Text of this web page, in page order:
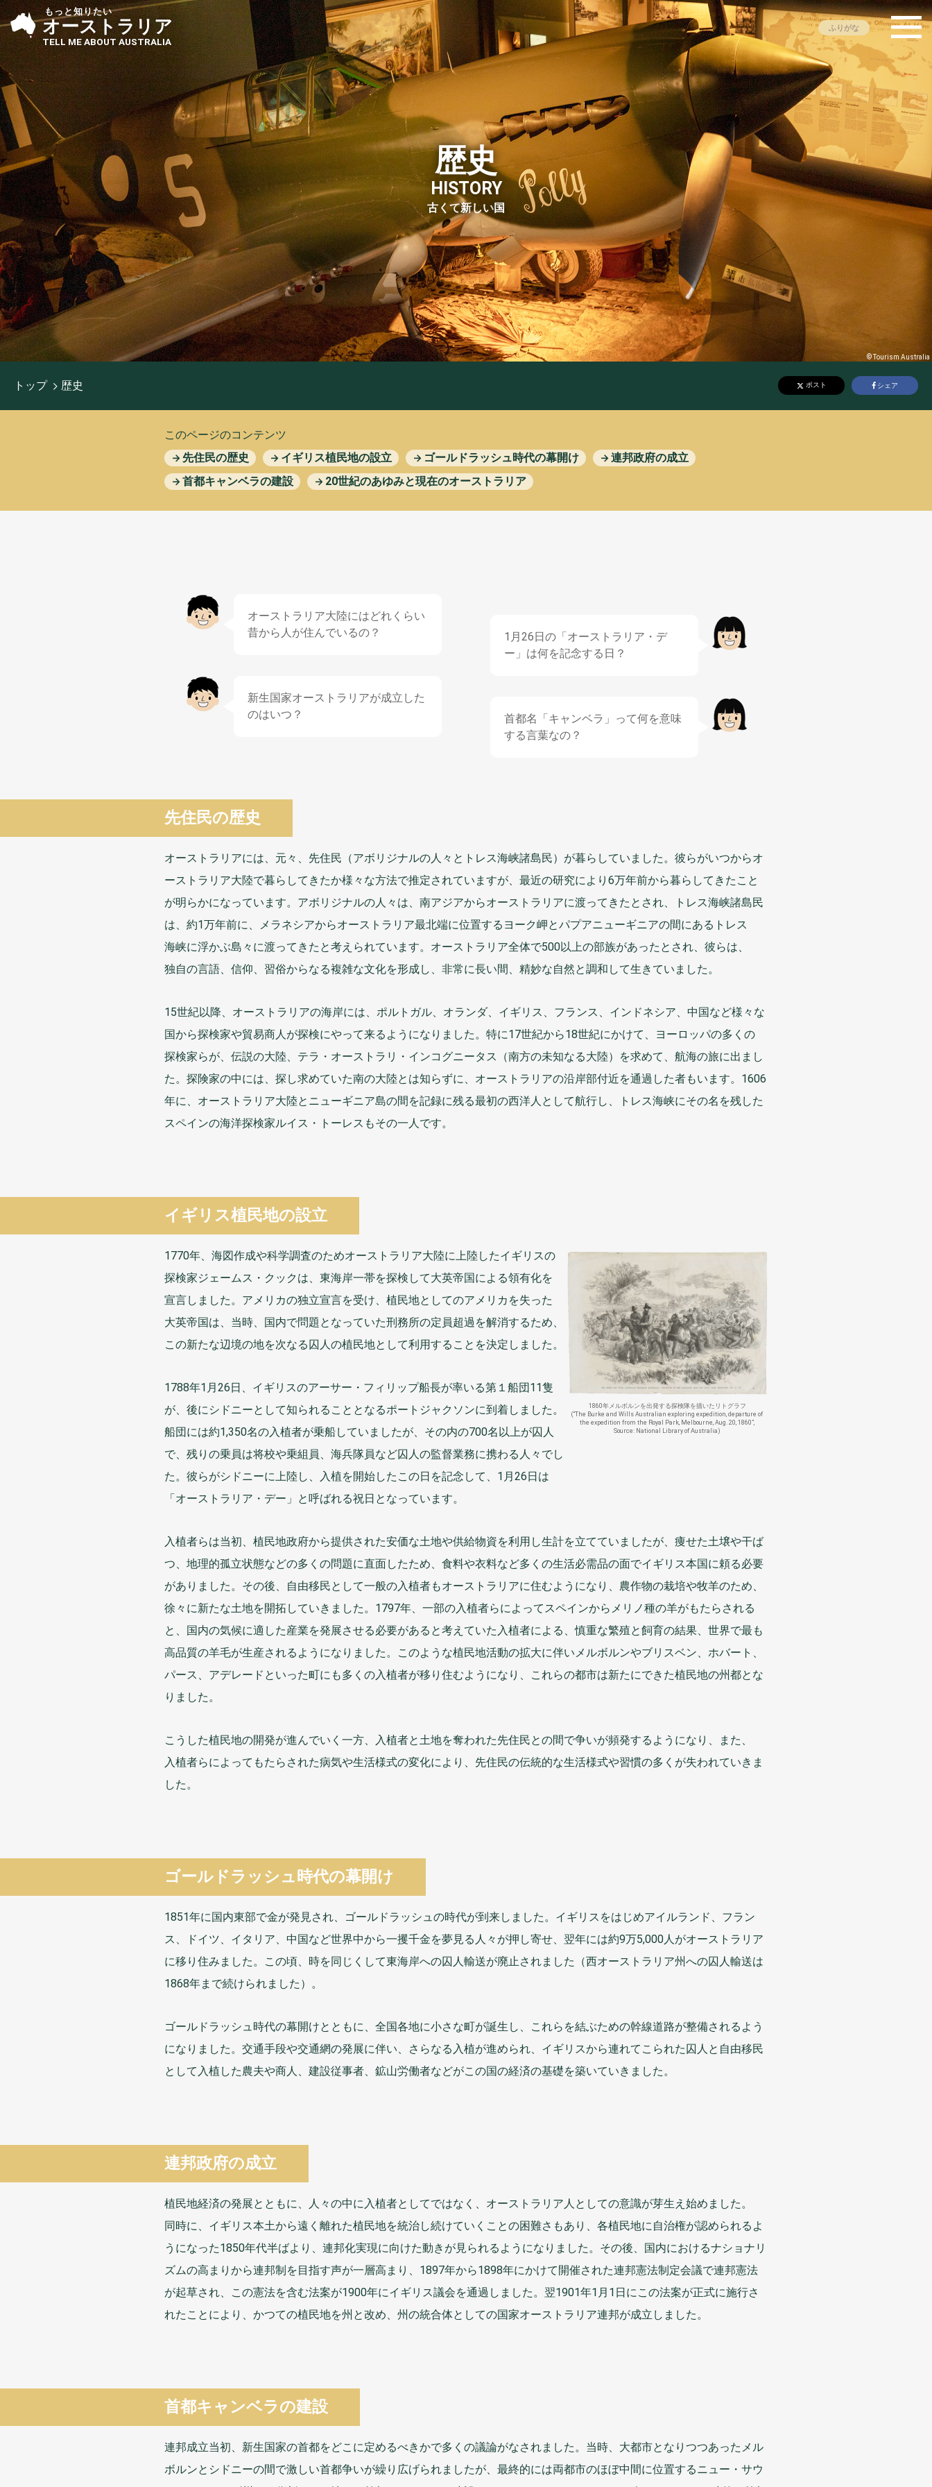
もっと知りたい
オーストラリア
TELL ME ABOUT AUSTRALIA
ふりがな
国土 歴史 社会 政治 経済 日豪関係
世界の中のオーストラリア 教育 文化・芸術 生活 自然・環境
観光名所・世界遺産 基本情報
おすすめ
Educational tool オーストラリアの先住民 グルメ
スポーツ
世界遺産
作り方 動物
動画
© Tourism Australia
歴史
HISTORY
古 くて新しい国
トップ 歴史 ポスト シェア
このページのコンテンツ
先住民の歴史 イギリス植民地の設立 ゴールドラッシュ時代の幕開け 連邦政府の成立
首都キャンベラの建設 20世紀のあゆみと現在のオーストラリア
オーストラリア大陸にはどれくらい
昔から 人 が住んでいるの？ 1 月26日の「オーストラリア・デ
ー」は何を記念する 日 ？
新生国家オーストラリアが成立 した
のはいつ？
首都名 「キャンベラ」って何を意味
する言葉なの？
先住民の歴史
オーストラリアには、 元々 先住民 （アボリジナルの人々 とトレス海峡諸島民）が暮らしていました。 彼らがいつからオ
ーストラリア大陸で暮らしてきたか様々 な方法で推定されていますが、 最近の研究により6万年前から暮らしてきたこと
が明らかになっています。アボリジナルの人々 は、 南アジアからオーストラリアに渡ってきたとされ、トレス海峡諸島民
は、 約1万年前に、メラネシアからオーストラリア最北端に位置するヨーク岬とパプアニューギニアの間にあるトレス
海峡に浮かぶ島々 に渡ってきたと考えられています。オーストラリア全体で500以上の部族があったとされ、 彼らは、
独自の言語 信仰 習俗からなる複雑な文化を形成し、 非常に長い間 精妙な自然と調和 して生きていました。
15世紀以降 、オーストラリアの海岸には、ポルトガル、オランダ、イギリス、フランス、インドネシア、 中国など様々 な
国から探検家や貿易商人 が探検にやって来るようになりました。 特に17世紀から18世紀にかけて、ヨーロッパの多 くの
探検家らが、 伝説の大陸 、テラ・オーストラリ・インコグニータス（南方の未知なる大陸）を求めて、 航海の旅に出 まし
た。 探険家の中には、 探 し求めていた南の大陸とは知らずに、オーストラリアの沿岸部付近を通過 した者もいます。1606
年に、オーストラリア大陸とニューギニア島の間を記録に残る最初の西洋人 として航行し、トレス海峡にその名 を残した
スペインの海洋探検家ルイス・トーレスもその一人 です。
イギリス植民地の設立
1770年 海図作成や科学調査のためオーストラリア大陸に 上陸 したイギリスの
探検家ジェームス・クックは、 東海岸一帯を探検 して大英帝国による領有化を
宣言しました。アメリカの独立宣言を受け、 植民地としてのアメリカを失った
大英帝国は、 当時 国内で問題 となっていた刑務所の定員超過 を解消するため、
この新たな辺境の地を次なる囚人 の植民地として利用することを決定 しました。
1788年1 月26日 、イギリスのアーサー・フィリップ船長が率いる第 １ 船団11隻
が、 後にシドニーとして知られることとなるポートジャクソンに到着しました。
船団には約1,350名の入植者が乗船していましたが、その内の700名以上が囚人
で、 残りの乗員は将校や乗組員 海兵隊員など囚人 の監督業務に携わる 人々 でし
た。 彼らがシドニーに 上陸 し、 入植を開始したこの日 を記念 して、1 月26日は
「オーストラリア・デー」と呼ばれる祝日 となっています。
1860年メルボルンを出発する探検隊 を描いたリトグラフ
(“The Burke and Wills Australian exploring expedition, departure of
the expedition from the Royal Park, Melbourne, Aug. 20, 1860”,
Source: National Library of Australia)
入植者らは当初 植民地政府から提供された安価な土地や供給物資を利用 し生計を立てていましたが、 痩せた土壌や干ば
つ、 地理的孤立状態などの多 くの問題に直面したため、 食料や衣料など多 くの生活必需品の面でイギリス本国に頼る必要
がありました。その後 自由移民として一般の入植者もオーストラリアに住むようになり、 農作物の栽培や牧羊のため、
徐々 に新たな土地を開拓 していきました。1797年 一部の入植者らによってスペインからメリノ種の羊がもたらされる
と、 国内の気候に適 した産業を発展させる必要があると考えていた 入植者による、慎重な繁殖と飼育の結果 世界で最も
高品質の羊毛が生産されるようになりました。このような植民地活動の拡大に伴いメルボルンやブリスベン、ホバート、
パース、アデレードといった町にも多 くの入植者が移 り 住むようになり、これらの都市は新たにできた植民地の州都とな
りました。
こうした植民地の開発が進んでいく 一方 入植者と 土地を奪われた先住民との間で争いが頻発するようになり、また、
入植者らによってもたらされた病気や生活様式の変化により、 先住民の伝統的な生活様式や習慣の多 くが失われていきま
した。
ゴールドラッシュ時代の幕開け
1851年に国内東部で金が発見され、ゴールドラッシュの時代が到来しました。イギリスをはじめアイルランド、フラン
ス、ドイツ、イタリア、 中国など世界中から一攫千金を夢見る 人々 が押 し寄せ、 翌年には約9万5,000人 がオーストラリア
に移 り 住みました。この頃 時を同 じくして東海岸への囚人 輸送が廃止 されました（西オーストラリア州への囚人 輸送は
1868年まで続けられました）。
ゴールドラッシュ 時代の幕開けとともに、 全国各地に小さな町が誕生 し、これらを結ぶための幹線道路が整備されるよう
になりました。 交通手段や交通網の発展に伴い、さらなる 入植が進められ、イギリスから連れてこられた囚人 と 自由移民
として 入植 した農夫や商人 建設従事者 鉱山労働者などがこの国の経済の基礎を築いていきました。
連邦政府の成立
植民地経済の発展とともに、 人々の中に 入植者としてではなく、オーストラリア 人 としての意識が芽生 え 始めました。
同時に、イギリス本土から遠 く 離れた植民地を統治し続けていくことの困難さもあり、 各植民地に 自治権が認められるよ
うになった1850年代半ばより、 連邦化実現に向けた動きが見られるようになりました。その後 国内におけるナショナリ
ズムの高 まりから連邦制を目指す声が一層高 まり、1897年から1898年にかけて開催された連邦憲法制定会議で連邦憲法
が起草され、この憲法を含む法案が1900年にイギリス議会を通過 しました。 翌1901年1 月 1 日にこの法案が正式に施行さ
れたことにより、かつての植民地を州 と改め、 州の統合体としての国家オーストラリア連邦が成立 しました。
首都キャンベラの建設
連邦成立当初 新生国家の首都をどこに定めるべきかで多 くの議論がなされました。 当時 大都市となりつつあったメル
ボルンとシドニーの間で激 しい首都争いが繰り 広げられましたが、 最終的には両都市のほぼ中間に位置するニュー・サウ